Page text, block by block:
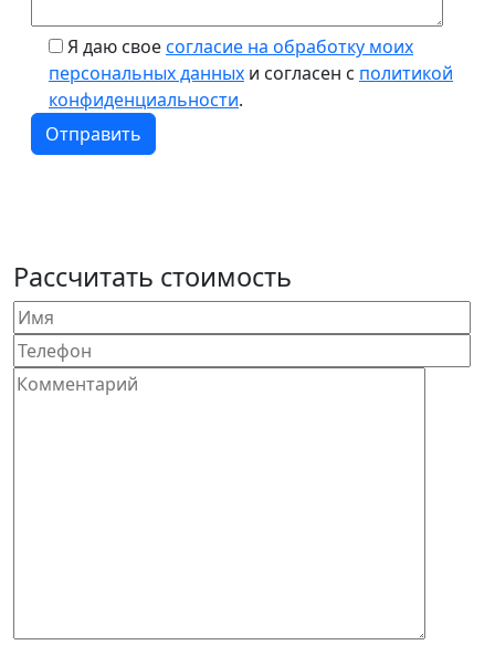
Я даю своесогласие на обработку моих
персональных данных и согласен с политикой
конфиденциальности.
Рассчитать стоимость